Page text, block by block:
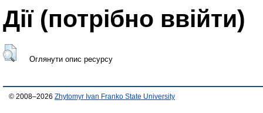
Дії ​​(потрібно ввійти)
Оглянути опис ресурсу
© 2008–2026 Zhytomyr Ivan Franko State University